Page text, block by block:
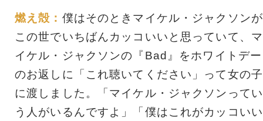
燃え殻： 僕はそのときマイケル・ジャクソンが
この世でいちばんカッコいいと思っていて、マ
イケル・ジャクソンの『Bad』をホワイトデー
のお返しに「これ聴いてください」って女の子
に渡しました。「マイケル・ジャクソンってい
う人がいるんですよ」「僕はこれがカッコいい